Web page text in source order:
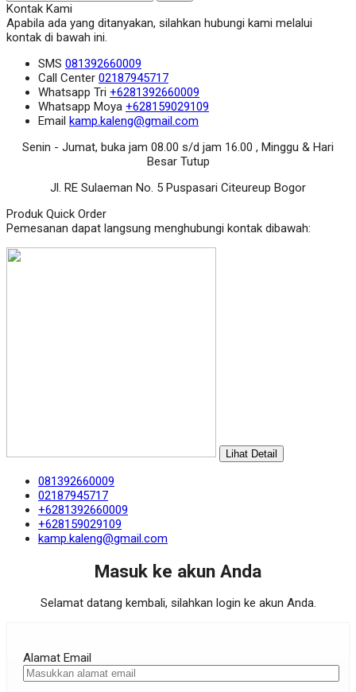
Kontak Kami
Apabila ada yang ditanyakan, silahkan hubungi kami melalui
kontak di bawah ini.
SMS 081392660009
Call Center 02187945717
Whatsapp Tri +6281392660009
Whatsapp Moya +628159029109
Email kamp.kaleng@gmail.com
Senin - Jumat, buka jam 08.00 s/d jam 16.00 , Minggu & Hari
Besar Tutup
Jl. RE Sulaeman No. 5 Puspasari Citeureup Bogor
Produk Quick Order
Pemesanan dapat langsung menghubungi kontak dibawah:
Lihat Detail
081392660009
02187945717
+6281392660009
+628159029109
kamp.kaleng@gmail.com
Masuk ke akun Anda
Selamat datang kembali, silahkan login ke akun Anda.
Alamat Email